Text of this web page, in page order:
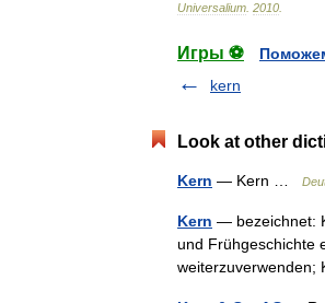
Universalium 2010
Игры ⚽
kern
Look at other
Kern — Kern …
Kern — bezeichnet:
und Frühgeschichte